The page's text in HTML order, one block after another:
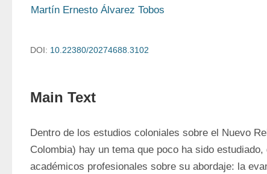
Martín Ernesto Álvarez Tobos
DOI: 10.22380/20274688.3102
Main Text
Dentro de los estudios coloniales sobre el Nuevo
Colombia) hay un tema que poco ha sido
académicos profesionales sobre su abordaje: la